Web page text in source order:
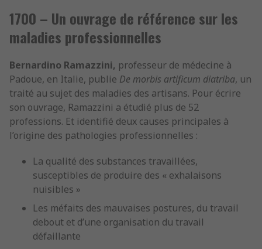
1700 – Un ouvrage de référence sur les
maladies professionnelles
Bernardino Ramazzini, professeur de médecine à
Padoue, en Italie, publie De morbis artificum diatriba, un
traité au sujet des maladies des artisans. Pour écrire
son ouvrage, Ramazzini a étudié plus de 52
professions. Et identifié deux causes principales à
l’origine des pathologies professionnelles :
La qualité des substances travaillées,
susceptibles de produire des « exhalaisons
nuisibles »
Les méfaits des mauvaises postures, du travail
debout et d’une organisation du travail
défaillante